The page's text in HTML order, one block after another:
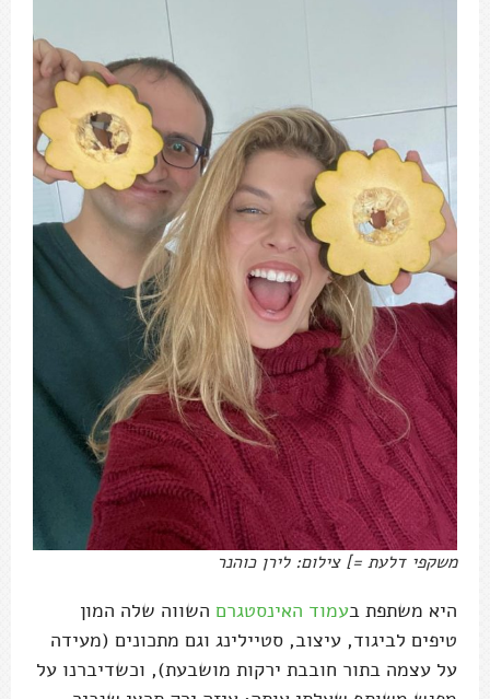
משקפי דלעת =] צילום: לירן כוהנר
היא משתפת בעמוד האינסטגרם השווה שלה המון
טיפים לביגוד, עיצוב, סטיילינג וגם מתכונים (מעידה
על עצמה בתור חובבת ירקות מושבעת), וכשדיברנו על